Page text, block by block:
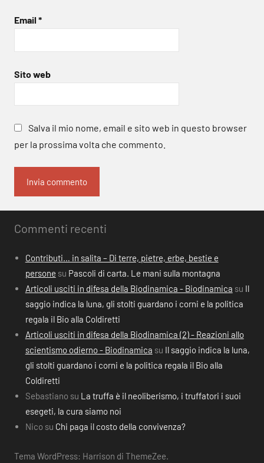
Email *
Sito web
Salva il mio nome, email e sito web in questo browser
per la prossima volta che commento.
Commenti recenti
Contributi… in salita – Di terre, pietre, erbe, bestie e
persone su Pascoli di carta. Le mani sulla montagna
Articoli usciti in difesa della Biodinamica - Biodinamica su Il
saggio indica la luna, gli stolti guardano i corni e la politica
regala il Bio alla Coldiretti
Articoli usciti in difesa della Biodinamica (2) - Reazioni allo
scientismo odierno - Biodinamica su Il saggio indica la luna,
gli stolti guardano i corni e la politica regala il Bio alla
Coldiretti
Sebastiano su La truffa è il neoliberismo, i truffatori i suoi
esegeti, la cura siamo noi
Nico su Chi paga il costo della convivenza?
Tema WordPress: Harrison di ThemeZee.